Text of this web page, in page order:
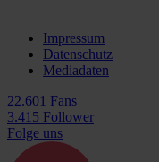
Impressum
Datenschutz
Mediadaten
22.601 Fans
3.415 Follower
Folge uns